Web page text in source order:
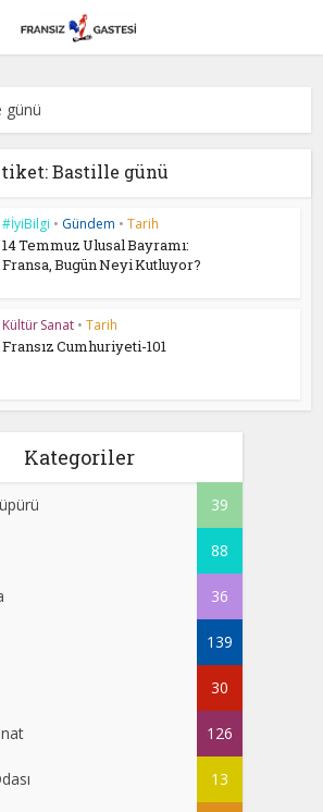
günü
Bastille günü
#İyiBilgi • Gündem • Tarih
14 Temmuz Ulusal Bayramı:
Fransa, Bugün Neyi Kutluyor?
Kültür Sanat • Tarih
Fransız Cumhuriyeti-101
Kategoriler
39
88
36
139
30
126
13